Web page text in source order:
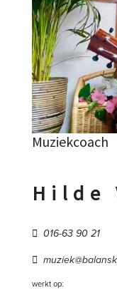
Muziekcoach
Hilde
016-63 90 21
werkt op: